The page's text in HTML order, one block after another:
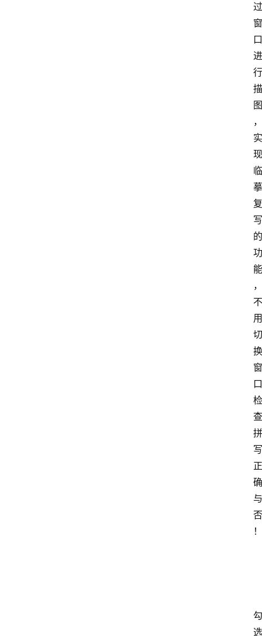
过
窗
口
进
行
描
图
，
实
现
临
摹
复
写
的
功
能
，
不
用
切
换
窗
口
检
查
拼
写
正
确
与
否
！
勾
选